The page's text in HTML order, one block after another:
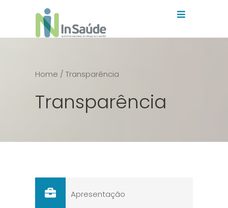
Home / Transparência
Transparência
Apresentação